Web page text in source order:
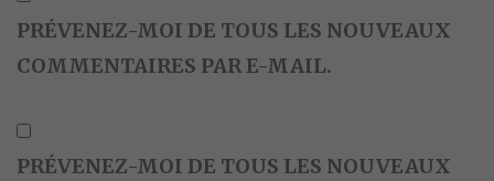
PRÉVENEZ-MOI DE TOUS LES NOUVEAUX
COMMENTAIRES PAR E-MAIL.
PRÉVENEZ-MOI DE TOUS LES NOUVEAUX